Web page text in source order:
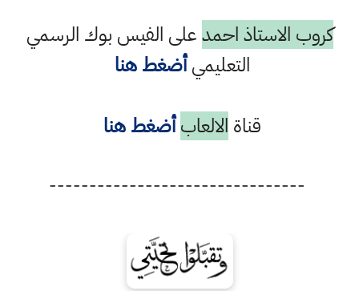
كروب الاستاذ احمدعلى الفيس بوك الرسمي
التعليميأضغط هنا
قناة الالعاب أضغط هنا
--------------------------------